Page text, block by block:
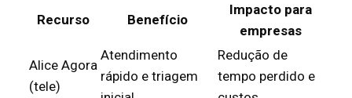
Recurso Benefício
Impacto para
empresas
Alice Agora
(tele)
Atendimento
rápido e triagem
Redução de
tempo perdido e